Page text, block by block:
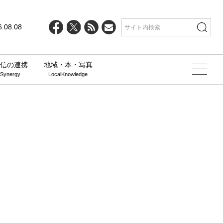
の連携 地域・本・写真
LocalKnowledge